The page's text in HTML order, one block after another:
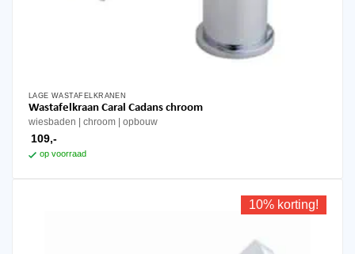
LAGE WASTAFELKRANEN
Wastafelkraan Caral Cadans chroom
wiesbaden chroom opbouw
109,-
op voorraad
10% korting!